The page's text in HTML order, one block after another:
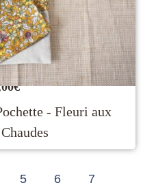
€
- Fleuri aux
5 6 7